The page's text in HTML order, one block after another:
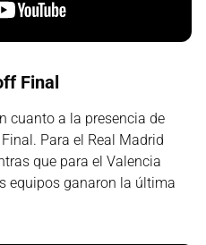
Final
cuanto a la presencia de
Para el Real Madrid
que para el Valencia
equipos ganaron la última